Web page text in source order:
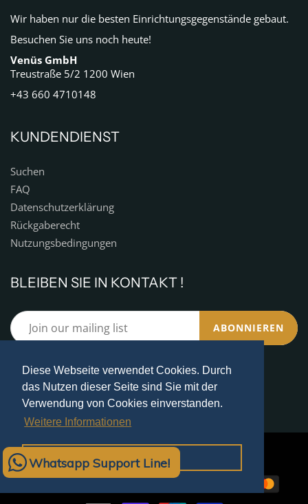
Diese Webseite verwendet Cookies. Durch
das Nutzen dieser Seite sind Sie mit der
Verwendung von Cookies einverstanden.
Weitere Informationen
OK
Wir haben nur die besten Einrichtungsgegenstände gebaut.
Besuchen Sie uns noch heute!
Venüs GmbH
Treustraße 5/2 1200 Wien
+43 660 4710148
KUNDENDIENST
Suchen
FAQ
Datenschutzerklärung
Rückgaberecht
Nutzungsbedingungen
BLEIBEN SIE IN KONTAKT !
ABONNIEREN
© 2026VENÜS HAUS| Powered by Venüs GmbH
Whatsapp Support Line!